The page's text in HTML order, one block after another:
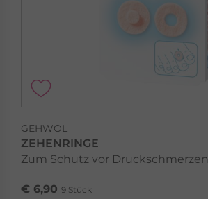
GEHWOL
ZEHENRINGE
Zum Schutz vor Druckschmerzen
€ 6,90 9 Stück